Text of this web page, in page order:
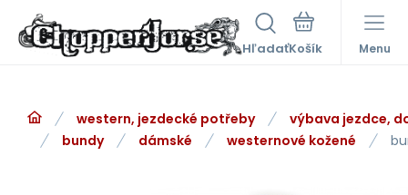
Hľadať Menu
western, jezdecké potřeby
výbava jezdce,
bundy
dámské westernové kožené